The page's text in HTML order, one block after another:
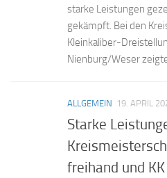
starke Leistungen
gekämpft. Bei den
Kleinkaliber-
Nienburg/Weser
ALLGEMEIN 19. APRIL
Starke
freihand und